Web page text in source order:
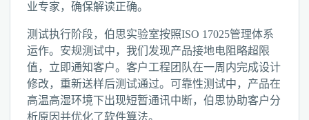
业专家，确保解读正确。
测试执行阶段，伯思实验室按照ISO 17025管理体系
运作。安规测试中，我们发现产品接地电阻略超限
值，立即通知客户。客户工程团队在一周内完成设计
修改，重新送样后测试通过。可靠性测试中，产品在
高温高湿环境下出现短暂通讯中断，伯思协助客户分
析原因并优化了软件算法。